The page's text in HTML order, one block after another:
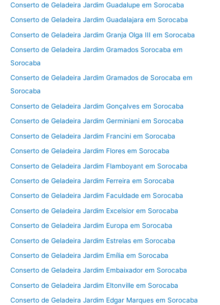
Conserto de Geladeira Jardim Guadalupe em Sorocaba
Conserto de Geladeira Jardim Guadalajara em Sorocaba
Conserto de Geladeira Jardim Granja Olga III em Sorocaba
Conserto de Geladeira Jardim Gramados Sorocaba em
Sorocaba
Conserto de Geladeira Jardim Gramados de Sorocaba em
Sorocaba
Conserto de Geladeira Jardim Gonçalves em Sorocaba
Conserto de Geladeira Jardim Germiniani em Sorocaba
Conserto de Geladeira Jardim Francini em Sorocaba
Conserto de Geladeira Jardim Flores em Sorocaba
Conserto de Geladeira Jardim Flamboyant em Sorocaba
Conserto de Geladeira Jardim Ferreira em Sorocaba
Conserto de Geladeira Jardim Faculdade em Sorocaba
Conserto de Geladeira Jardim Excelsior em Sorocaba
Conserto de Geladeira Jardim Europa em Sorocaba
Conserto de Geladeira Jardim Estrelas em Sorocaba
Conserto de Geladeira Jardim Emília em Sorocaba
Conserto de Geladeira Jardim Embaixador em Sorocaba
Conserto de Geladeira Jardim Eltonville em Sorocaba
Conserto de Geladeira Jardim Edgar Marques em Sorocaba